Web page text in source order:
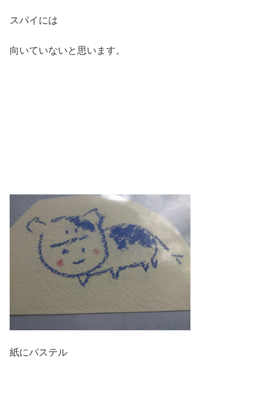
スパイには
向いていないと思います。
紙にパステル